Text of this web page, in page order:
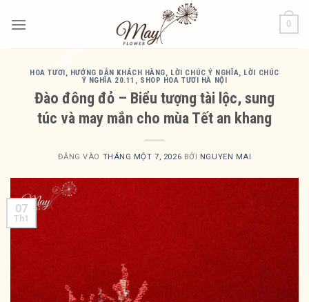
qua
0
HOA TƯƠI, HƯỚNG DẪN KHÁCH HÀNG, LỜI CHÚC Ý NGHĨA, LỜI CHÚC
Ý NGHĨA 20.11 , SHOP HOA TƯƠI HÀ NỘI
Đào đông đỏ – Biểu tượng tài lộc, sung
túc và may mắn cho mùa Tết an khang
ĐĂNG VÀO THÁNG MỘT 7, 2026 BỞI NGUYEN MAI
07
Th1